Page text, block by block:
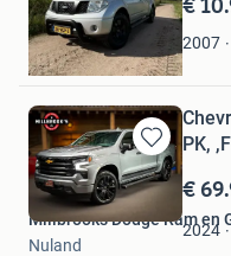
2007
geert
Esbeek
Bewaren
in
Mijn
Favorieten
PK,
€
2024
Millbrooks Dodge Ram en
Nuland